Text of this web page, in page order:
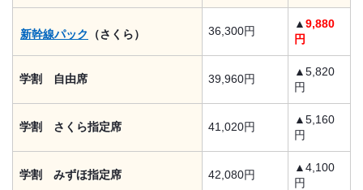
新幹線パック （さくら） 36,300円
▲9,880
円
学割 自由席 39,960円
▲5,820
円
学割 さくら指定席 41,020円
▲5,160
円
学割 みずほ指定席 42,080円
▲4,100
円